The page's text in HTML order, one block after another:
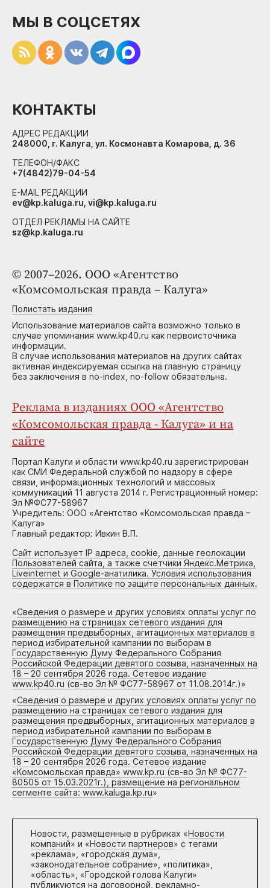
© 2007–2026. ООО «Агентство
«Комсомольская правда – Калуга»
Полистать издания
Использование материалов сайта возможно только в
случае упоминания www.kp40.ru как первоисточника
информации.
В случае использования материалов на других сайтах
активная индексируемая ссылка на главную страницу
без заключения в no-index, no-follow обязательна.
Реклама в изданиях ООО «Агентство
«Комсомольская правда - Калуга» и на
сайте
Портал Калуги и области www.kp40.ru зарегистрирован
как СМИ Федеральной службой по надзору в сфере
связи, информационных технологий и массовых
коммуникаций 11 августа 2014 г. Регистрационный номер:
Эл №ФС77-58967
Учредитель: ООО «Агентство «Комсомольская правда –
Калуга»
Главный редактор: Ивкин В.П.
Сайт использует IP адреса, cookie, данные геолокации
Пользователей сайта, а также счетчики Яндекс.Метрика,
Liveinternet и Google-анатилика. Условия использования
содержатся в Политике по защите персональных данных.
«Сведения о размере и других условиях оплаты услуг по
размещению на страницах сетевого издания для
размещения предвыборных, агитационных материалов в
период избирательной кампании по выборам в
Государственную Думу Федерального Собрания
Российской Федерации девятого созыва, назначенных на
18 – 20 сентября 2026 года. Сетевое издание
www.kp40.ru (св-во Эл № ФС77-58967 от 11.08.2014г.)»
«Сведения о размере и других условиях оплаты услуг по
размещению на страницах сетевого издания для
размещения предвыборных, агитационных материалов в
период избирательной кампании по выборам в
Государственную Думу Федерального Собрания
Российской Федерации девятого созыва, назначенных на
18 – 20 сентября 2026 года. Сетевое издание
«Комсомольская правда» www.kp.ru (св-во Эл № ФС77-
80505 от 15.03.2021г.), размещение на региональном
сегменте сайта: www.kaluga.kp.ru»
Новости, размещенные в рубриках «Новости
компаний» и «Новости партнеров» с тегами
«реклама», «городская дума»,
«законодательное собрание», «политика»,
«область», «Городской голова Калуги»
публикуются на договорной, рекламно-
МЫ В СОЦСЕТЯХ
КОНТАКТЫ
АДРЕС РЕДАКЦИИ
248000, г. Калуга, ул. Космонавта Комарова, д. 36
ТЕЛЕФОН/ФАКС
+7(4842)79-04-54
E-MAIL РЕДАКЦИИ
ev@kp.kaluga.ru, vi@kp.kaluga.ru
ОТДЕЛ РЕКЛАМЫ НА САЙТЕ
sz@kp.kaluga.ru